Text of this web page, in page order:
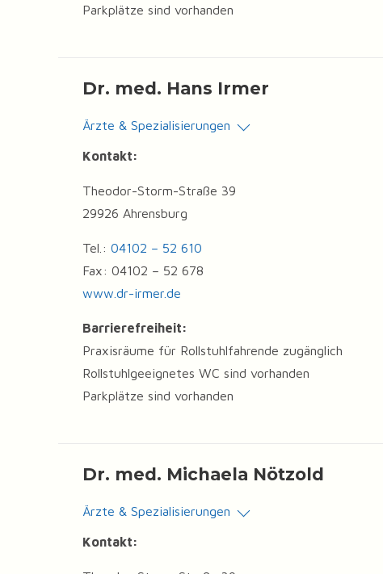
Parkplätze sind vorhanden
Dr. med. Hans Irmer
Ärzte & Spezialisierungen
Kontakt:
Theodor-Storm-Straße 39
29926 Ahrensburg
Tel.: 04102 – 52 610
Fax: 04102 – 52 678
www.dr-irmer.de
Barrierefreiheit:
Praxisräume für Rollstuhlfahrende zugänglich
Rollstuhlgeeignetes WC sind vorhanden
Parkplätze sind vorhanden
Dr. med. Michaela Nötzold
Ärzte & Spezialisierungen
Kontakt: